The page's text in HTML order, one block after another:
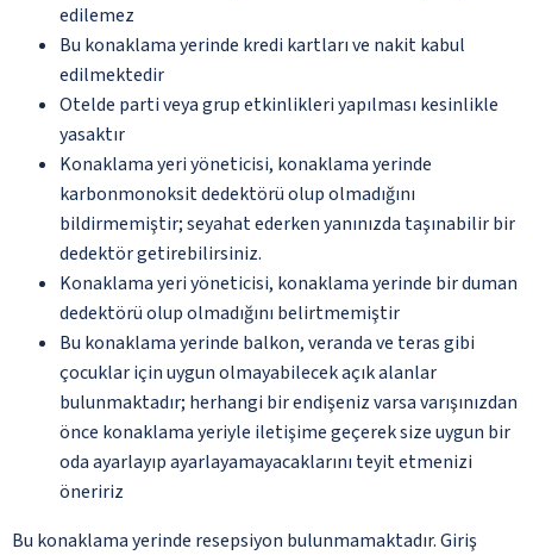
edilemez
Bu konaklama yerinde kredi kartları ve nakit kabul
edilmektedir
Otelde parti veya grup etkinlikleri yapılması kesinlikle
yasaktır
Konaklama yeri yöneticisi, konaklama yerinde
karbonmonoksit dedektörü olup olmadığını
bildirmemiştir; seyahat ederken yanınızda taşınabilir bir
dedektör getirebilirsiniz.
Konaklama yeri yöneticisi, konaklama yerinde bir duman
dedektörü olup olmadığını belirtmemiştir
Bu konaklama yerinde balkon, veranda ve teras gibi
çocuklar için uygun olmayabilecek açık alanlar
bulunmaktadır; herhangi bir endişeniz varsa varışınızdan
önce konaklama yeriyle iletişime geçerek size uygun bir
oda ayarlayıp ayarlayamayacaklarını teyit etmenizi
öneririz
Bu konaklama yerinde resepsiyon bulunmamaktadır. Giriş